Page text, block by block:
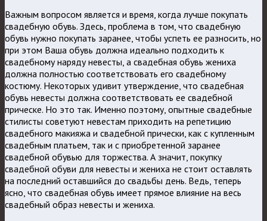
Важным вопросом является и время, когда лучше покупать
свадебную обувь. Здесь, проблема в том, что свадебную
обувь нужно покупать заранее, чтобы успеть ее разносить, но
при этом Ваша обувь должна идеально подходить к
свадебному наряду невесты, а свадебная обувь жениха
должна полностью соответствовать его свадебному
костюму. Некоторых удивит утверждение, что свадебная
обувь невесты должна соответствовать ее свадебной
прическе. Но это так. Именно поэтому, опытные свадебные
стилисты советуют невестам приходить на репетицию
свадебного макияжа и свадебной прически, как с купленным
свадебным платьем, так и с приобретенной заранее
свадебной обувью для торжества. А значит, покупку
свадебной обуви для невесты и жениха не стоит оставлять
на последний оставшийся до свадьбы день. Ведь, теперь
ясно, что свадебная обувь имеет прямое влияние на весь
свадебный образ невесты и жениха.